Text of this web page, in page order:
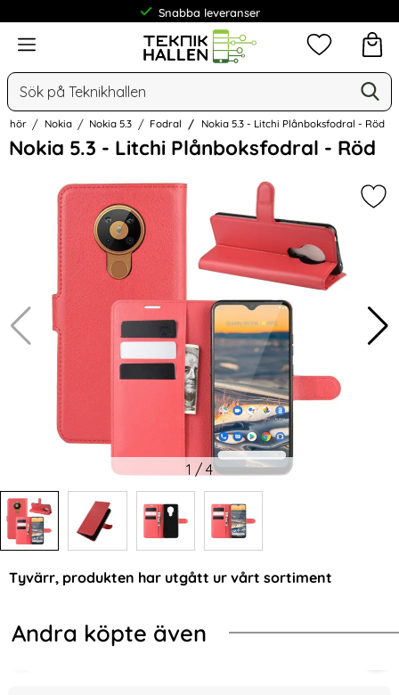
Snabba leveranser
Meny
Sök
Mina
Nokia Nokia 5.3 Fodral Nokia 5.3 - Litchi Plånboksfodral - Röd
Nokia 5.3 - Litchi Plånboksfodral - Röd
Hoppa
1 / 4
Tyvärr, produkten har utgått ur vårt sortiment
Andra köpte även